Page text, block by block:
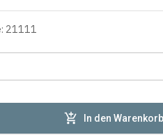
: 21111
In den Warenkorb